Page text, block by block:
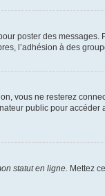
poster des
l’adhésion à des
vous ne resterez
public pour
statut en ligne . Mettez